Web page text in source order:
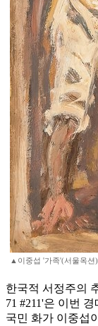
▲이중섭 '가족'(서울옥션)
한국적 서정주의
71 #211'은 이번
국민 화가 이중섭